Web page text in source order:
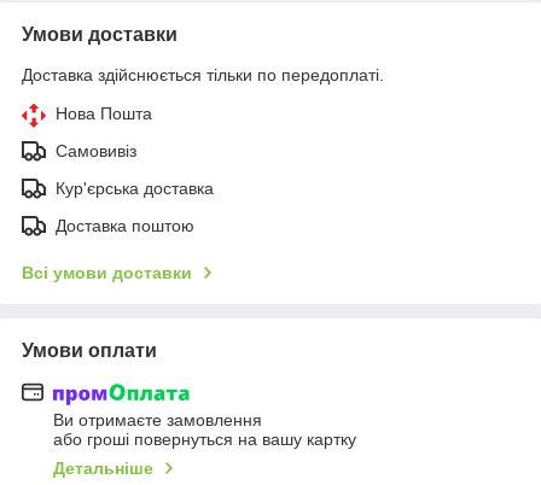
Умови доставки
Доставка здійснюється тільки по передоплаті.
Нова Пошта
Самовивіз
Кур'єрська доставка
Доставка поштою
Всі умови доставки
Умови оплати
Ви отримаєте замовлення
або гроші повернуться на вашу картку
Детальніше